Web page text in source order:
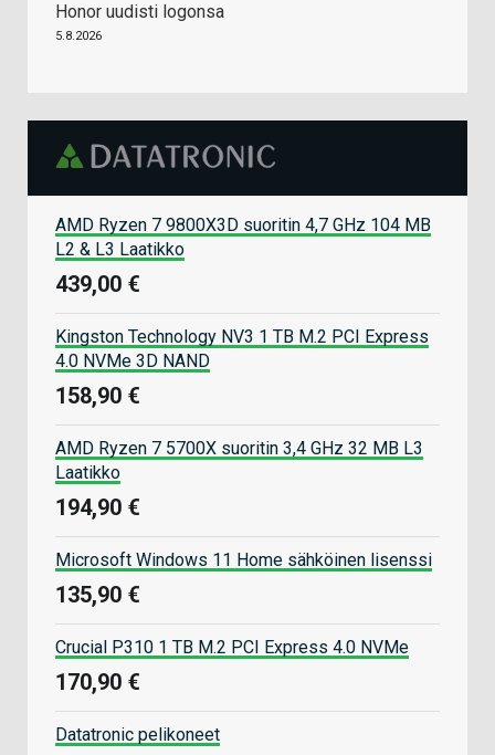
Honor uudisti logonsa
5.8.2026
AMD Ryzen 7 9800X3D suoritin 4,7 GHz 104 MB
L2 & L3 Laatikko
439,00 €
Kingston Technology NV3 1 TB M.2 PCI Express
4.0 NVMe 3D NAND
158,90 €
AMD Ryzen 7 5700X suoritin 3,4 GHz 32 MB L3
Laatikko
194,90 €
Microsoft Windows 11 Home sähköinen lisenssi
135,90 €
Crucial P310 1 TB M.2 PCI Express 4.0 NVMe
170,90 €
Datatronic pelikoneet